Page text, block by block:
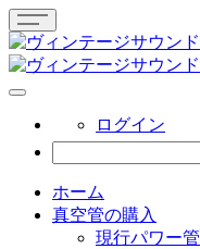
ログイン
ホーム
真空管の購入
現行パワー管